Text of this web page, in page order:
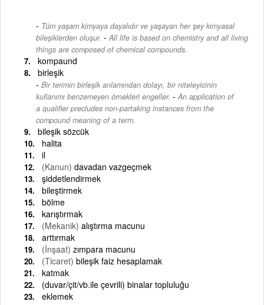
Tüm yaşam kimyaya dayalıdır ve yaşayan her şey kimyasal
bileşiklerden oluşur. - All life is based on chemistry and all living
things are composed of chemical compounds.
kompaund
birleşik
Bir terimin birleşik anlamından dolayı, bir niteleyicinin
kullanımı benzemeyen örnekleri engeller. - An application of
a qualifier precludes non-partaking instances from the
compound meaning of a term.
bileşik sözcük
halita
il
(Kanun) davadan vazgeçmek
şiddetlendirmek
bileştirmek
bölme
karıştırmak
(Mekanik) alıştırma macunu
arttırmak
(İnşaat) zımpara macunu
(Ticaret) bileşik faiz hesaplamak
katmak
(duvar/çit/vb.ile çevrili) binalar topluluğu
eklemek